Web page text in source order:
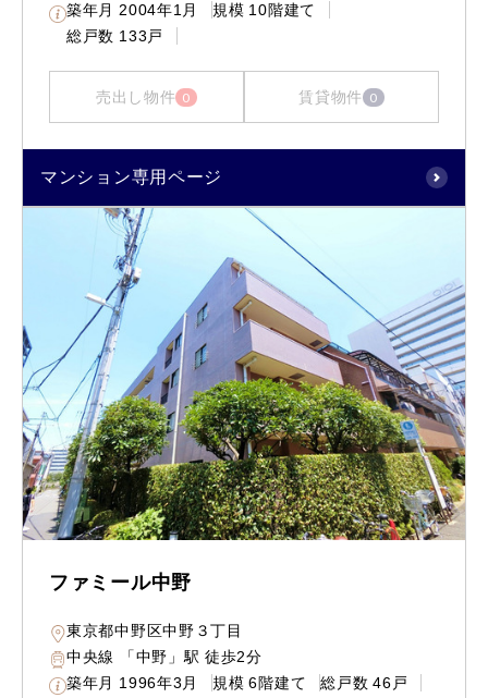
築年月 2004年1月 規模 10階建て
総戸数 133戸
売出し物件 0 賃貸物件 0
マンション専用ページ
ファミール中野
東京都中野区中野３丁目
中央線 「中野」駅 徒歩2分
築年月 1996年3月 規模 6階建て 総戸数 46戸